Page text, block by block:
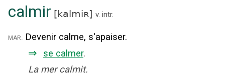
calmir [kalmiʀ] v. intr.
mar. Devenir calme, s'apaiser.
⇒ se calmer.
La mer calmit.